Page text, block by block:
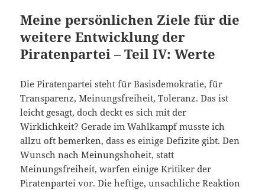
Meine persönlichen Ziele für die
weitere Entwicklung der
Piratenpartei – Teil IV: Werte
Die Piratenpartei steht für Basisdemokratie, für
Transparenz, Meinungsfreiheit, Toleranz. Das ist
leicht gesagt, doch deckt es sich mit der
Wirklichkeit? Gerade im Wahlkampf musste ich
allzu oft bemerken, dass es einige Defizite gibt. Den
Wunsch nach Meinungshoheit, statt
Meinungsfreiheit, warfen einige Kritiker der
Piratenpartei vor. Die heftige, unsachliche Reaktion